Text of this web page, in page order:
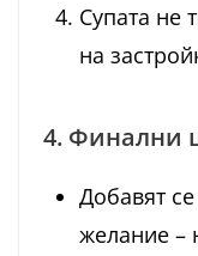
Супата не
на
4. Финални
Добавят
желание –